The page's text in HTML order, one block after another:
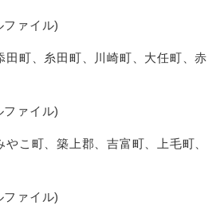
ファイル)
田町、糸田町、川崎町、大任町、赤
ファイル)
こ町、築上郡、吉富町、上毛町、
ファイル)